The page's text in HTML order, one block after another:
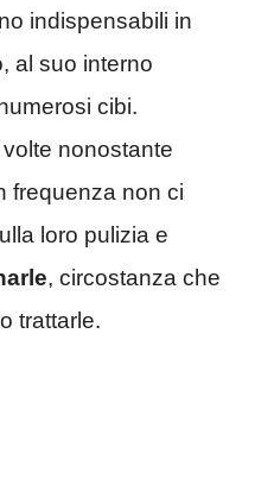
indispensabili in
al suo interno
cibi.
nonostante
frequenza non ci
loro pulizia e
, circostanza che
trattarle.